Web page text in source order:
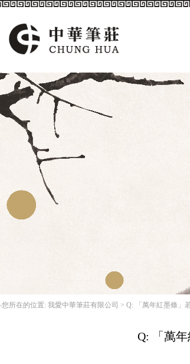
‧您所在的位置: 我愛中華筆莊有限公司 > Q: 「萬年紅墨條」
Q: 「萬